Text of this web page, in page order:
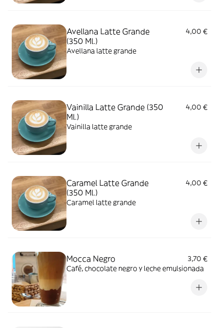
Avellana Latte Grande
(350 Ml.)
4,00 €
Avellana latte grande
Vainilla Latte Grande (350
Ml.)
4,00 €
Vainilla latte grande
Caramel Latte Grande
(350 Ml.)
4,00 €
Caramel latte grande
Mocca Negro
3,70 €
Café, chocolate negro y leche emulsionada